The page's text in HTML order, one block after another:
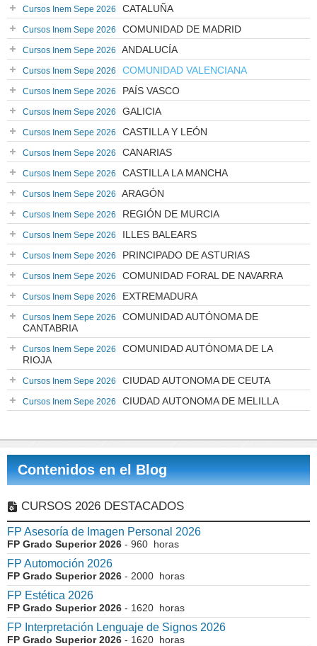
Cursos Inem Sepe 2026 CATALUÑA
Cursos Inem Sepe 2026 COMUNIDAD DE MADRID
Cursos Inem Sepe 2026 ANDALUCÍA
Cursos Inem Sepe 2026 COMUNIDAD VALENCIANA
Cursos Inem Sepe 2026 PAÍS VASCO
Cursos Inem Sepe 2026 GALICIA
Cursos Inem Sepe 2026 CASTILLA Y LEÓN
Cursos Inem Sepe 2026 CANARIAS
Cursos Inem Sepe 2026 CASTILLA LA MANCHA
Cursos Inem Sepe 2026 ARAGÓN
Cursos Inem Sepe 2026 REGIÓN DE MURCIA
Cursos Inem Sepe 2026 ILLES BALEARS
Cursos Inem Sepe 2026 PRINCIPADO DE ASTURIAS
Cursos Inem Sepe 2026 COMUNIDAD FORAL DE NAVARRA
Cursos Inem Sepe 2026 EXTREMADURA
Cursos Inem Sepe 2026
COMUNIDAD AUTÓNOMA DE
CANTABRIA
Cursos Inem Sepe 2026
COMUNIDAD AUTÓNOMA DE LA
RIOJA
Cursos Inem Sepe 2026 CIUDAD AUTONOMA DE CEUTA
Cursos Inem Sepe 2026 CIUDAD AUTONOMA DE MELILLA
Contenidos en el Blog
CURSOS 2026 DESTACADOS
FP Asesoría de Imagen Personal 2026
FP Grado Superior 2026 - 960 horas
FP Automoción 2026
FP Grado Superior 2026 - 2000 horas
FP Estética 2026
FP Grado Superior 2026 - 1620 horas
FP Interpretación Lenguaje de Signos 2026
FP Grado Superior 2026 - 1620 horas